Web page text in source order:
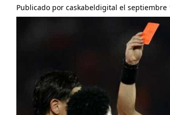
Publicado por caskabeldigital el septiembre